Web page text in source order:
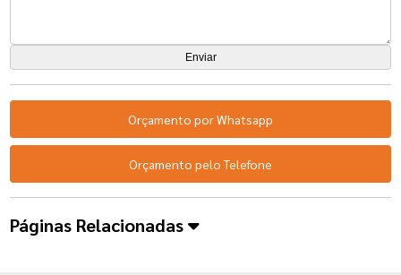
Orçamento por Whatsapp
Orçamento pelo Telefone
Páginas Relacionadas